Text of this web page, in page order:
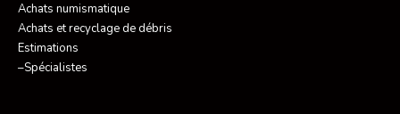
Achats numismatique
Achats et recyclage de débris
Estimations
–Spécialistes